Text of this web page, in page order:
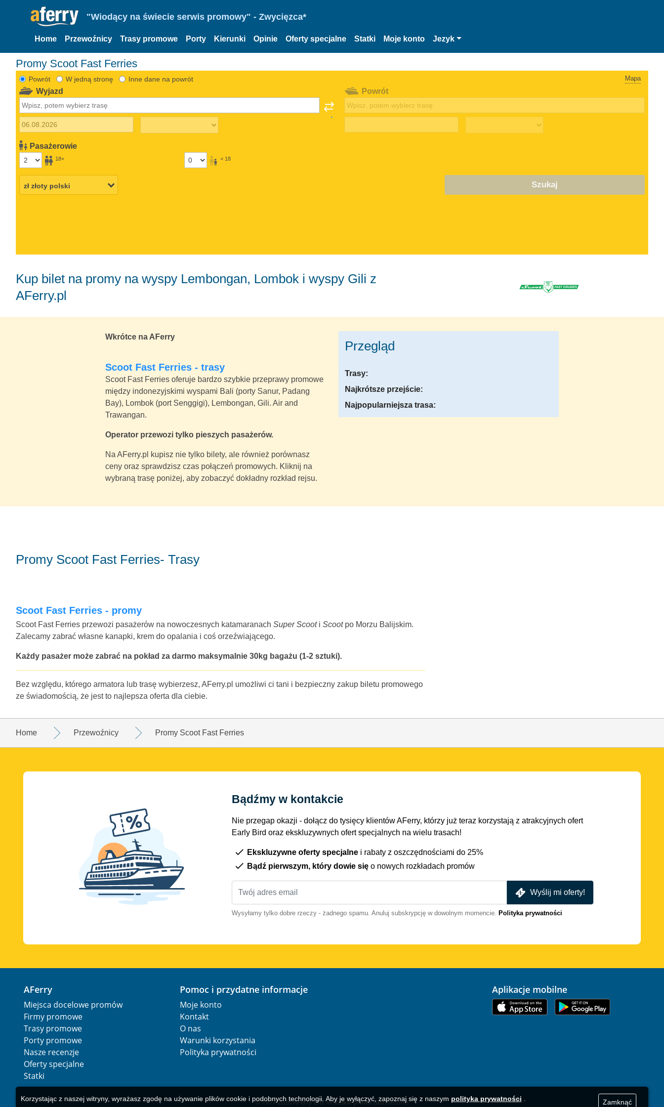
"Wiodący na świecie serwis promowy" - Zwycięzca*
Home Przewoźnicy Trasy promowe Porty Kierunki Opinie Oferty specjalne Statki Moje konto Jezyk
Promy Scoot Fast Ferries
Powrót W jedną stronę Inne dane na powrót Mapa
Wyjazd
Pasażerowie
18+ < 18
Powrót
Szukaj
Kup bilet na promy na wyspy Lembongan, Lombok i wyspy Gili z
AFerry.pl
Wkrótce na AFerry
Scoot Fast Ferries - trasy
Scoot Fast Ferries oferuje bardzo szybkie przeprawy promowe
między indonezyjskimi wyspami Bali (porty Sanur, Padang
Bay), Lombok (port Senggigi), Lembongan, Gili. Air and
Trawangan.
Operator przewozi tylko pieszych pasażerów.
Na AFerry.pl kupisz nie tylko bilety, ale również porównasz
ceny oraz sprawdzisz czas połączeń promowych. Kliknij na
wybraną trasę poniżej, aby zobaczyć dokładny rozkład rejsu.
Przegląd
Trasy:
Najkrótsze przejście:
Najpopularniejsza trasa:
Promy Scoot Fast Ferries- Trasy
Scoot Fast Ferries - promy
Scoot Fast Ferries przewozi pasażerów na nowoczesnych katamaranach Super Scooti Scootpo Morzu Balijskim.
Zalecamy zabrać własne kanapki, krem do opalania i coś orzeźwiającego.
Każdy pasażer może zabrać na pokład za darmo maksymalnie 30kg bagażu (1-2 sztuki).
Bez względu, którego armatora lub trasę wybierzesz, AFerry.pl umożliwi ci tani i bezpieczny zakup biletu promowego
ze świadomością, że jest to najlepsza oferta dla ciebie.
Home Przewoźnicy Promy Scoot Fast Ferries
Bądźmy w kontakcie
Nie przegap okazji - dołącz do tysięcy klientów AFerry, którzy już teraz korzystają z atrakcyjnych ofert
Early Bird oraz ekskluzywnych ofert specjalnych na wielu trasach!
Ekskluzywne oferty specjalne i rabaty z oszczędnościami do 25%
Bądź pierwszym, który dowie się o nowych rozkładach promów
Wyślij mi oferty!
Wysyłamy tylko dobre rzeczy - żadnego spamu. Anuluj subskrypcję w dowolnym momencie. Polityka prywatności
AFerry
Miejsca docelowe promów
Firmy promowe
Trasy promowe
Porty promowe
Nasze recenzje
Oferty specjalne
Statki
Pomoc i przydatne informacje
Moje konto
Kontakt
O nas
Warunki korzystania
Polityka prywatności
Aplikacje mobilne
© 1977-2026AFerry Ltd. Wszelkie prawa zastrzeżone.
Korzystając z naszej witryny, wyrażasz zgodę na używanie plików cookie i podobnych technologii. Aby je wyłączyć, zapoznaj się z naszym polityka prywatności . Zamknąć